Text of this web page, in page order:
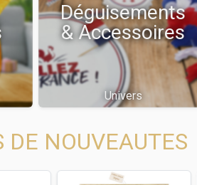
Déguisements
& Accessoires
Univers
DE NOUVEAUTES